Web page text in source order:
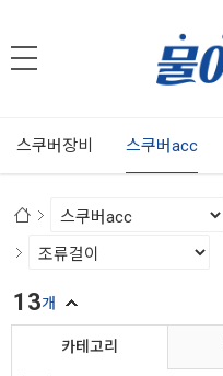
스쿠버장비 스쿠버acc
카테고리
13개